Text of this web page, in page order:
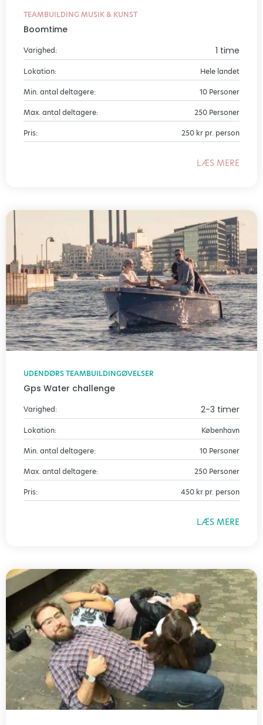
TEAMBUILDING MUSIK & KUNST
Boomtime
Varighed: 1 time
Lokation: Hele landet
Min. antal deltagere: 10 Personer
Max. antal deltagere: 250 Personer
Pris: 250 kr pr. person
LÆS MERE
UDENDØRS TEAMBUILDINGØVELSER
Gps Water challenge
Varighed: 2-3 timer
Lokation: København
Min. antal deltagere: 10 Personer
Max. antal deltagere: 250 Personer
Pris: 450 kr pr. person
LÆS MERE